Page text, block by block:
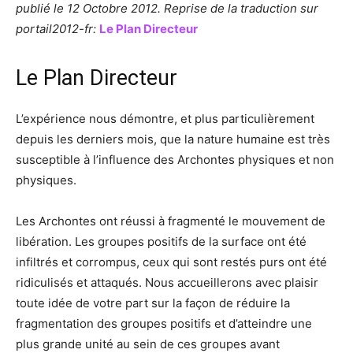
publié le 12 Octobre 2012. Reprise de la traduction sur
portail2012-fr: Le Plan Directeur
Le Plan Directeur
L’expérience nous démontre, et plus particulièrement
depuis les derniers mois, que la nature humaine est très
susceptible à l’influence des Archontes physiques et non
physiques.
Les Archontes ont réussi à fragmenté le mouvement de
libération. Les groupes positifs de la surface ont été
infiltrés et corrompus, ceux qui sont restés purs ont été
ridiculisés et attaqués. Nous accueillerons avec plaisir
toute idée de votre part sur la façon de réduire la
fragmentation des groupes positifs et d’atteindre une
plus grande unité au sein de ces groupes avant